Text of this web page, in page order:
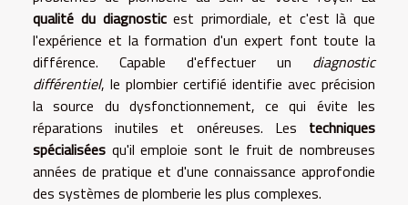
qualité du diagnosticest primordiale, et c'est là que
l'expérience et la formation d'un expert font toute la
différence. Capable d'effectuer un diagnostic
différentiel, le plombier certifié identifie avec précision
la source du dysfonctionnement, ce qui évite les
réparations inutiles et onéreuses. Les techniques
spécialisées qu'il emploie sont le fruit de nombreuses
années de pratique et d'une connaissance approfondie
des systèmes de plomberie les plus complexes.